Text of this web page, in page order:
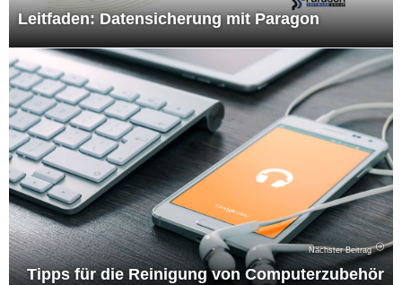
Leitfaden: Datensicherung mit Paragon
Nächster Beitrag
Tipps für die Reinigung von Computerzubehör